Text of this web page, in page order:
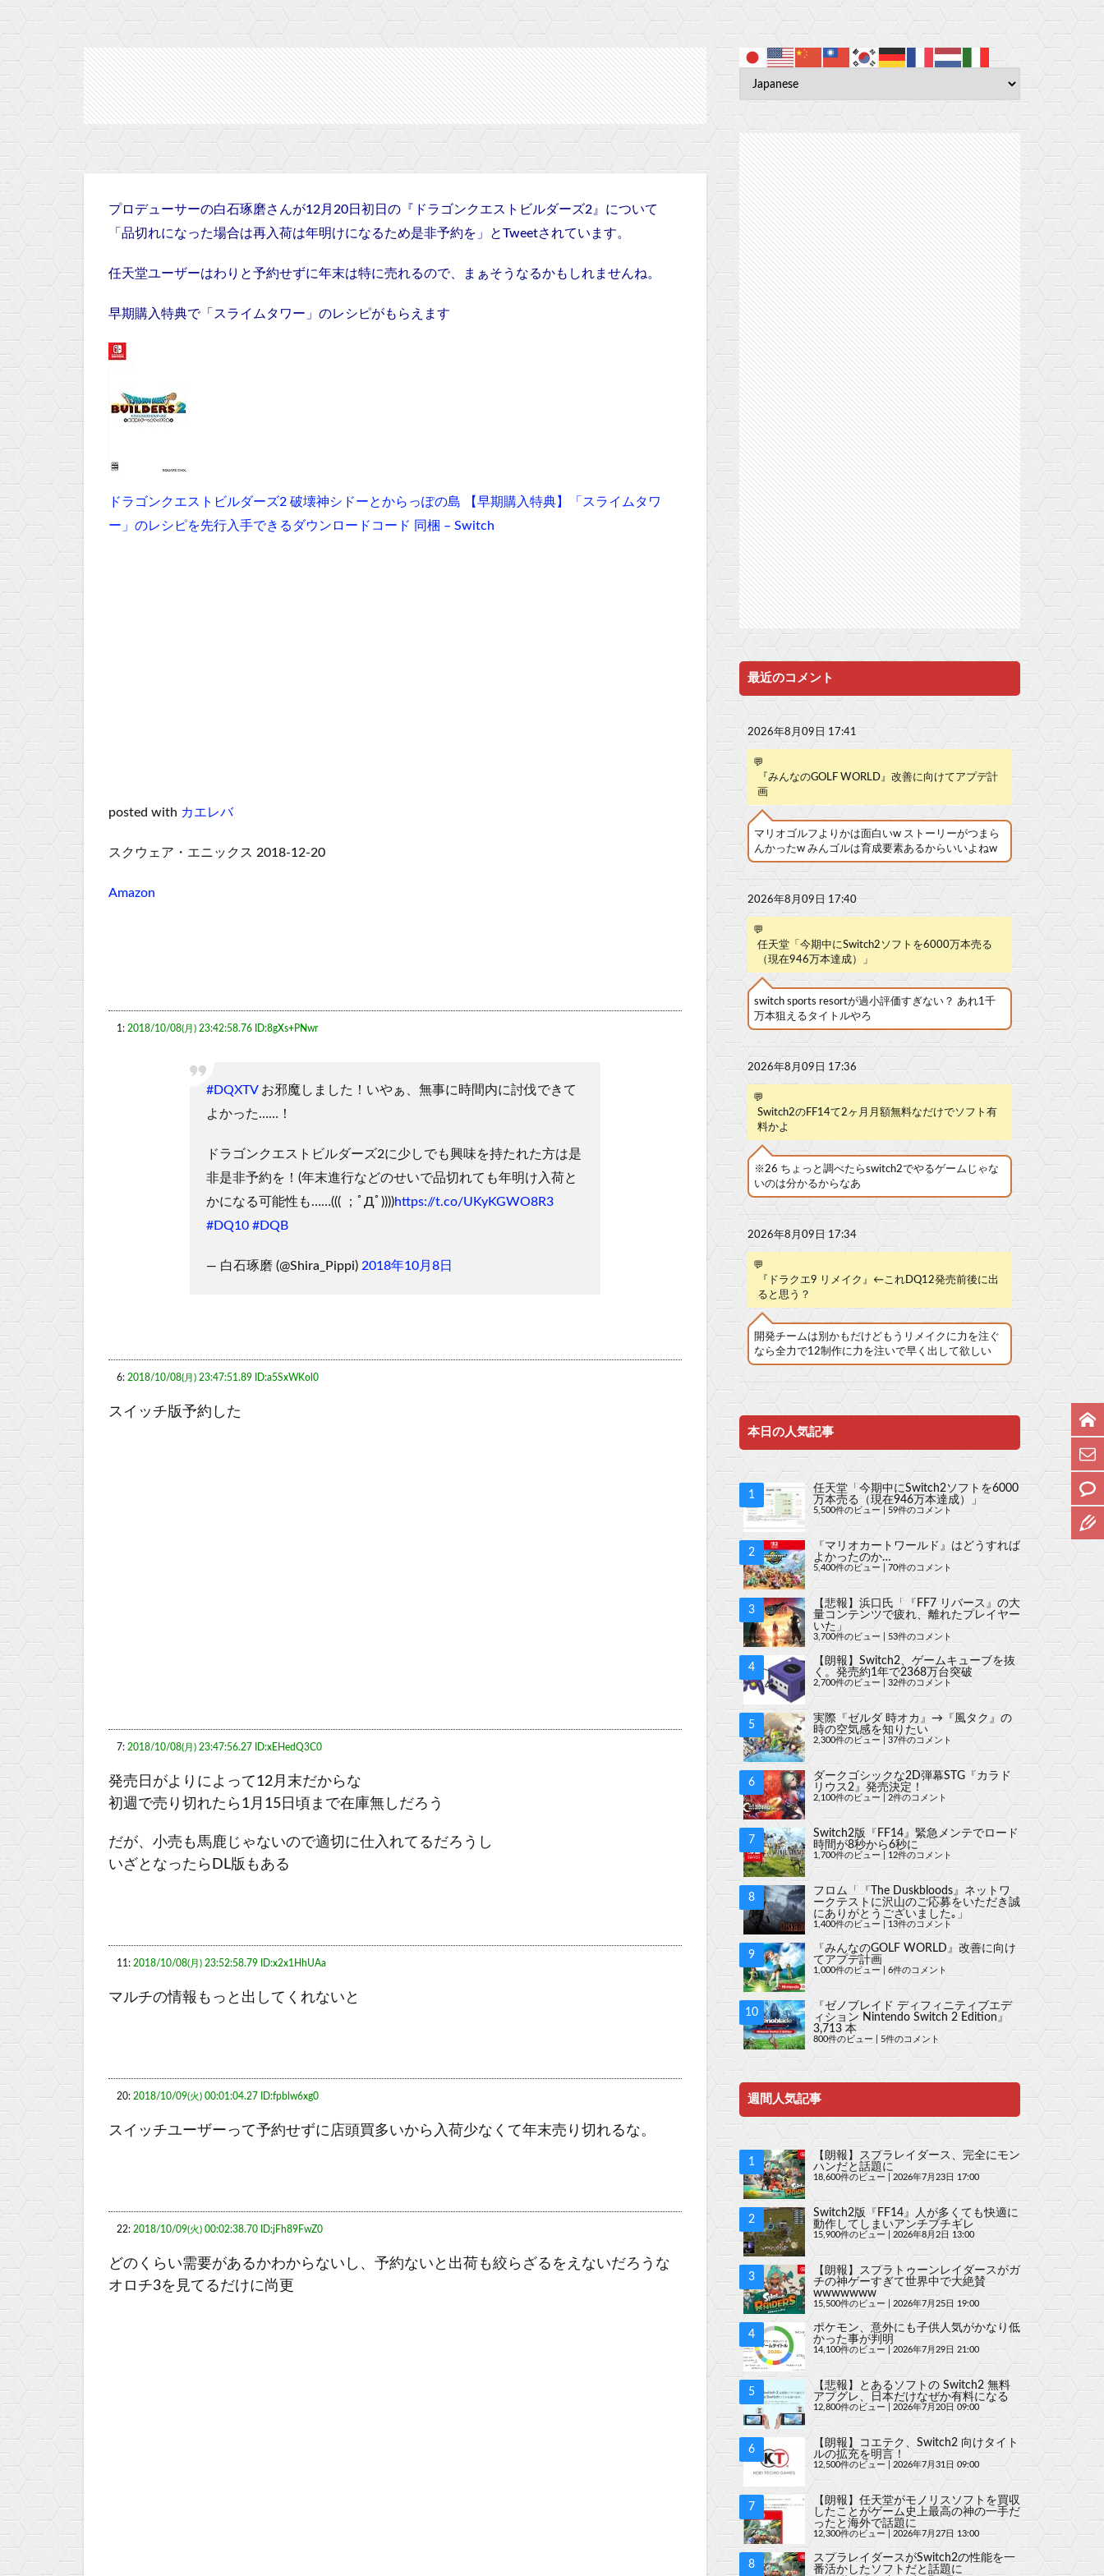
プロデューサーの白石琢磨さんが12月20日初日の『ドラゴンクエストビルダーズ2』について
「品切れになった場合は再入荷は年明けになるため是非予約を」とTweetされています。
任天堂ユーザーはわりと予約せずに年末は特に売れるので、まぁそうなるかもしれませんね。
早期購入特典で「スライムタワー」のレシピがもらえます
ドラゴンクエストビルダーズ2 破壊神シドーとからっぽの島 【早期購入特典】「スライムタワ
ー」のレシピを先行入手できるダウンロードコード 同梱 – Switch
posted with カエレバ
スクウェア・エニックス 2018-12-20
Amazon
1: 2018/10/08(月) 23:42:58.76 ID:8gXs+PNwr
#DQXTVお邪魔しました！いやぁ、無事に時間内に討伐できて
よかった……！
ドラゴンクエストビルダーズ2に少しでも興味を持たれた方は是
非是非予約を！(年末進行などのせいで品切れても年明け入荷と
かになる可能性も……((( ；ﾟДﾟ))))https://t.co/UKyKGWO8R3
#DQ10 #DQB
— 白石琢磨 (@Shira_Pippi) 2018年10月8日
6: 2018/10/08(月) 23:47:51.89 ID:a5SxWKol0
スイッチ版予約した
7: 2018/10/08(月) 23:47:56.27 ID:xEHedQ3C0
発売日がよりによって12月末だからな
初週で売り切れたら1月15日頃まで在庫無しだろう
だが、小売も馬鹿じゃないので適切に仕入れてるだろうし
いざとなったらDL版もある
11: 2018/10/08(月) 23:52:58.79 ID:x2x1HhUAa
マルチの情報もっと出してくれないと
20: 2018/10/09(火) 00:01:04.27 ID:fpblw6xg0
スイッチユーザーって予約せずに店頭買多いから入荷少なくて年末売り切れるな。
22: 2018/10/09(火) 00:02:38.70 ID:jFh89FwZ0
どのくらい需要があるかわからないし、予約ないと出荷も絞らざるをえないだろうな
オロチ3を見てるだけに尚更
最近のコメント
2026年8月09日 17:41
💬
『みんなのGOLF WORLD』改善に向けてアプデ計
画
マリオゴルフよりかは面白いw ストーリーがつまら
んかったw みんゴルは育成要素あるからいいよねw
2026年8月09日 17:40
💬
任天堂「今期中にSwitch2ソフトを6000万本売る
（現在946万本達成）」
switch sports resortが過小評価すぎない？ あれ1千
万本狙えるタイトルやろ
2026年8月09日 17:36
💬
Switch2のFF14て2ヶ月月額無料なだけでソフト有
料かよ
※26 ちょっと調べたらswitch2でやるゲームじゃな
いのは分かるからなあ
2026年8月09日 17:34
💬
『ドラクエ9 リメイク』←これDQ12発売前後に出
ると思う？
開発チームは別かもだけどもうリメイクに力を注ぐ
なら全力で12制作に力を注いで早く出して欲しい
本日の人気記事
任天堂「今期中にSwitch2ソフトを6000
万本売る（現在946万本達成）」
5,500件のビュー 59件のコメント
『マリオカートワールド』はどうすれば
よかったのか…
5,400件のビュー 70件のコメント
【悲報】浜口氏「『FF7 リバース』の大
量コンテンツで疲れ、離れたプレイヤー
いた」
3,700件のビュー 53件のコメント
【朗報】Switch2、ゲームキューブを抜
く。発売約1年で2368万台突破
2,700件のビュー 32件のコメント
実際『ゼルダ 時オカ』→『風タク』の
時の空気感を知りたい
2,300件のビュー 37件のコメント
ダークゴシックな2D弾幕STG『カラド
リウス2』発売決定！
2,100件のビュー 2件のコメント
Switch2版『FF14』緊急メンテでロード
時間が8秒から6秒に
1,700件のビュー 12件のコメント
フロム「『The Duskbloods』ネットワ
ークテストに沢山のご応募をいただき誠
にありがとうございました｡」
1,400件のビュー|13件のコメント
『みんなのGOLF WORLD』改善に向け
てアプデ計画
1,000件のビュー 6件のコメント
『ゼノブレイド ディフィニティブエデ
ィション Nintendo Switch 2 Edition』
3,713 本
800件のビュー 5件のコメント
週間人気記事
【朗報】スプラレイダース、完全にモン
ハンだと話題に
18,600件のビュー 2026年7月23日 17:00
Switch2版『FF14』人が多くても快適に
動作してしまいアンチブチギレ
15,900件のビュー 2026年8月2日 13:00
【朗報】スプラトゥーンレイダースがガ
チの神ゲーすぎて世界中で大絶賛
wwwwwww
15,500件のビュー 2026年7月25日 19:00
ポケモン、意外にも子供人気がかなり低
かった事が判明
14,100件のビュー |2026年7月29日 21:00
【悲報】とあるソフトの Switch2 無料
アプグレ、日本だけなぜか有料になる
12,800件のビュー 2026年7月20日 09:00
【朗報】コエテク、Switch2 向けタイト
ルの拡充を明言！
12,500件のビュー 2026年7月31日 09:00
【朗報】任天堂がモノリスソフトを買収
したことがゲーム史上最高の神の一手だ
ったと海外で話題に
12,300件のビュー 2026年7月27日 13:00
スプラレイダースがSwitch2の性能を一
番活かしたソフトだと話題に